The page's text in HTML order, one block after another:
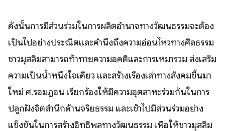
ดังนั้นการมีส่วนร่วมในการผลิตอำนาจทางวัฒนธรรมจะต้อง
เป็นไปอย่างประณีตและคำนึงถึงความอ่อนไหวทางศีลธรรม
ชาวมุสลิมสามารถท้าทายความอคติและการเหมารวม ส่งเสริม
ความเป็นน้ำหนึ่งใจเดียว และสร้างเรื่องเล่าทางสังคมขึ้นมา
ใหม่ ศ.รอมฎอน เรียกร้องให้มีความอุตสาหะร่วมกันในการ
ปลูกฝังจิตสำนึกด้านจริยธรรม และเข้าไปมีส่วนร่วมอย่าง
แข็งขันในการสร้างอิทธิพลทางวัฒนธรรม เพื่อให้ชาวมุสลิม